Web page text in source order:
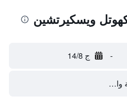
ويسكيرتشين
- ج 14/8